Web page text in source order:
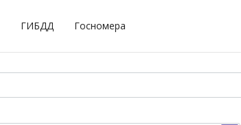
ГИБДД Госномера